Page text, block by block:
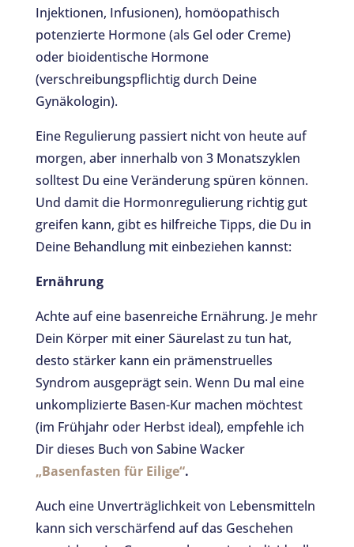
Injektionen, Infusionen), homöopathisch
potenzierte Hormone (als Gel oder Creme)
oder bioidentische Hormone
(verschreibungspflichtig durch Deine
Gynäkologin).
Eine Regulierung passiert nicht von heute auf
morgen, aber innerhalb von 3 Monatszyklen
solltest Du eine Veränderung spüren können.
Und damit die Hormonregulierung richtig gut
greifen kann, gibt es hilfreiche Tipps, die Du in
Deine Behandlung mit einbeziehen kannst:
Ernährung
Achte auf eine basenreiche Ernährung. Je mehr
Dein Körper mit einer Säurelast zu tun hat,
desto stärker kann ein prämenstruelles
Syndrom ausgeprägt sein. Wenn Du mal eine
unkomplizierte Basen-Kur machen möchtest
(im Frühjahr oder Herbst ideal), empfehle ich
Dir dieses Buch von Sabine Wacker
„Basenfasten für Eilige“.
Auch eine Unverträglichkeit von Lebensmitteln
kann sich verschärfend auf das Geschehen